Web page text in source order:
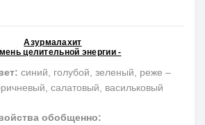
Азурмалахит
целительной энергии -
синий, голубой, зеленый, реже –
салатовый, васильковый
обобщенно: